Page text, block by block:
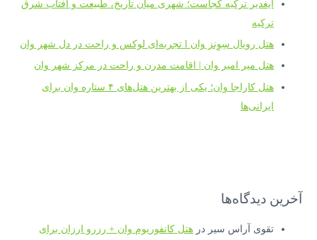
ایغدیر ترکیه کجاست؛ شهری میان تاریخ، طبیعت و آفتاب شرق
ترکیه
هتل رویال سِوِنز وان l تجربه‌ای لوکس و راحت در دل شهر وان
هتل میر امیر وان | اقامت مدرن و راحت در مرکز شهر وان
هتل کاراجا وان؛ یکی از بهترین هتل‌های ۴ ستاره وان برای
ایرانی‌ها
آخرین دیدگاه‌ها
تقوی آراس سیر درهتل کانفوریوم وان + رزرو ارزان برای